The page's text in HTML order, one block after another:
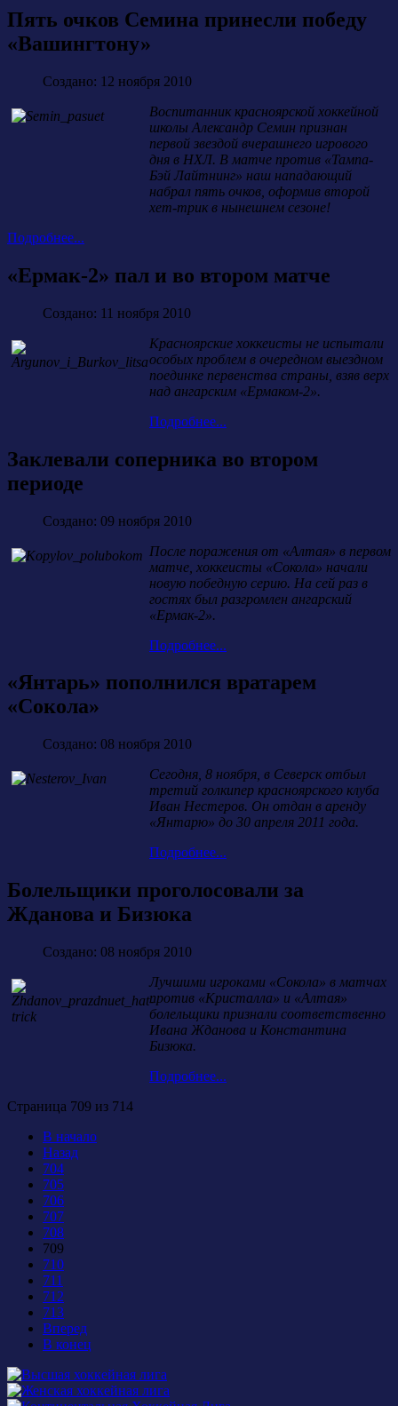
Пять очков Семина принесли победу
«Вашингтону»
Создано: 12 ноября 2010
Воспитанник красноярской хоккейной
школы Александр Семин признан
первой звездой вчерашнего игрового
дня в НХЛ. В матче против «Тампа-
Бэй Лайтнинг» наш нападающий
набрал пять очков, оформив второй
хет-трик в нынешнем сезоне!
Подробнее...
«Ермак-2» пал и во втором матче
Создано: 11 ноября 2010
Красноярские хоккеисты не испытали
особых проблем в очередном выездном
поединке первенства страны, взяв верх
над ангарским «Ермаком-2».
Подробнее...
Заклевали соперника во втором
периоде
Создано: 09 ноября 2010
После поражения от «Алтая» в первом
матче, хоккеисты «Сокола» начали
новую победную серию. На сей раз в
гостях был разгромлен ангарский
«Ермак-2».
Подробнее...
«Янтарь» пополнился вратарем
«Сокола»
Создано: 08 ноября 2010
Сегодня, 8 ноября, в Северск отбыл
третий голкипер красноярского клуба
Иван Нестеров. Он отдан в аренду
«Янтарю» до 30 апреля 2011 года.
Подробнее...
Болельщики проголосовали за
Жданова и Бизюка
Создано: 08 ноября 2010
Лучшими игроками «Сокола» в матчах
против «Кристалла» и «Алтая»
болельщики признали соответственно
Ивана Жданова и Константина
Бизюка.
Подробнее...
Страница 709 из 714
В начало
Назад
704
705
706
707
708
709
710
711
712
713
Вперед
В конец